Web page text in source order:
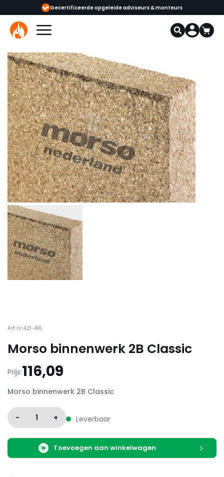
opgeleide adviseurs & monteurs 1000+ kachels en
Art nr:421-416
Morso binnenwerk 2B Classic
Prijs:116,09
Morso binnenwerk 2B Classic
- 1 + Leverbaar
Toevoegen aan winkelwagen